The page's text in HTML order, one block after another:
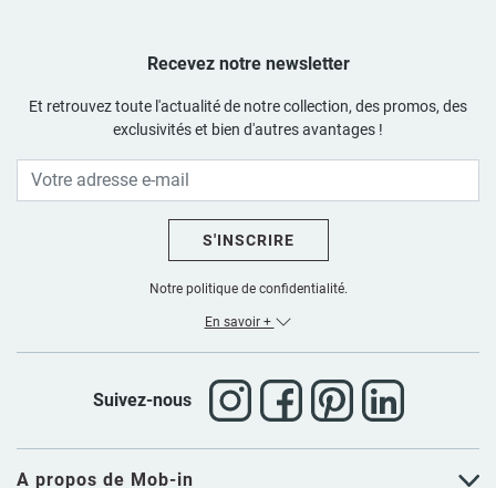
A propos de Mob-in
Recevez notre newsletter
Et retrouvez toute l'actualité de notre collection, des promos, des
exclusivités et bien d'autres avantages !
S'INSCRIRE
Notre politique de confidentialité.
En savoir +
Suivez-nous